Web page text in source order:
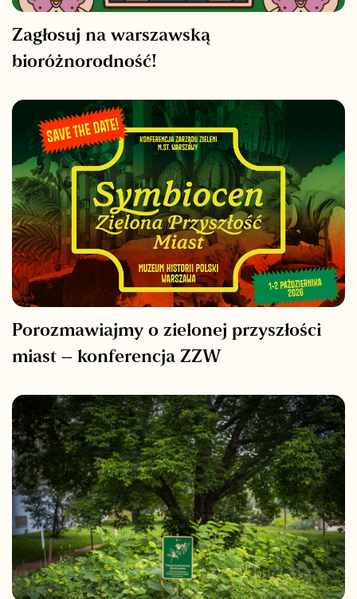
Zagłosuj na warszawską
bioróżnorodność!
Porozmawiajmy o zielonej przyszłości
miast – konferencja ZZW